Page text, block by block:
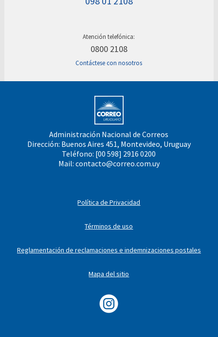
Atención telefónica:
0800 2108
Contáctese con nosotros
Administración Nacional de Correos
Dirección: Buenos Aires 451, Montevideo, Uruguay
Teléfono: [00 598] 2916 0200
Mail: contacto@correo.com.uy
Política de Privacidad
Términos de uso
Reglamentación de reclamaciones e indemnizaciones postales
Mapa del sitio